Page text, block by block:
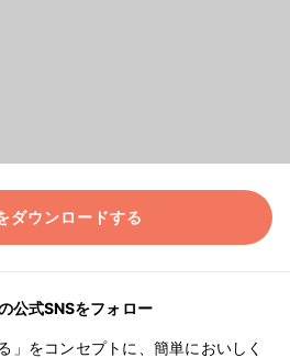
ダウンロードする
公式SNSをフォロー
」をコンセプトに、簡単においしく